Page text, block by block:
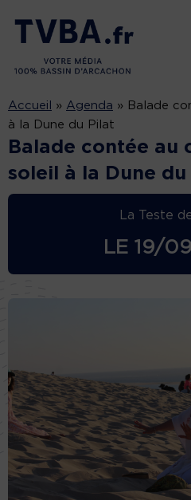
Accueil » Agenda » Balade
à la Dune du Pilat
Balade contée au
soleil à la Dune du
La Teste
LE 19/